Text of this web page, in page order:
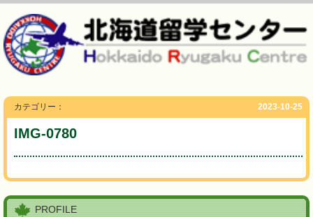
カテゴリー： 2023-10-25
IMG-0780
PROFILE